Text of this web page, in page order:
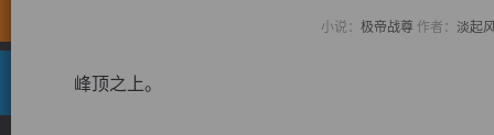
小说： 极帝战尊作者： 淡起
峰顶之上。